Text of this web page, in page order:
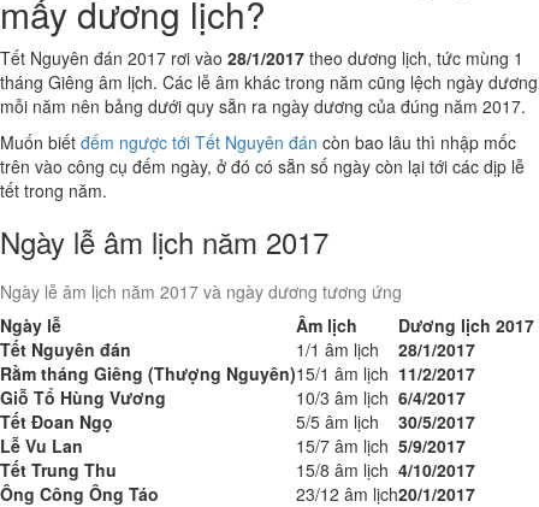
mấy dương lịch?
Tết Nguyên đán 2017 rơi vào 28/1/2017 theo dương lịch, tức mùng 1
tháng Giêng âm lịch. Các lễ âm khác trong năm cũng lệch ngày dương
mỗi năm nên bảng dưới quy sẵn ra ngày dương của đúng năm 2017.
Muốn biết đếm ngược tới Tết Nguyên đán còn bao lâu thì nhập mốc
trên vào công cụ đếm ngày, ở đó có sẵn số ngày còn lại tới các dịp lễ
tết trong năm.
Ngày lễ âm lịch năm 2017
Ngày lễ âm lịch năm 2017 và ngày dương tương ứng
Ngày lễ
Âm lịch
Dương lịch 2017
Tết Nguyên đán
1/1 âm lịch
28/1/2017
Rằm tháng Giêng (Thượng Nguyên)15/1 âm lịch 11/2/2017
Giỗ Tổ Hùng Vương
10/3 âm lịch 6/4/2017
Tết Đoan Ngọ
5/5 âm lịch
30/5/2017
Lễ Vu Lan
15/7 âm lịch 5/9/2017
Tết Trung Thu
15/8 âm lịch 4/10/2017
Ông Công Ông Táo
23/12 âm lịch20/1/2017